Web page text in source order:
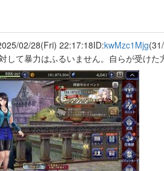
02/28(Fri) 22:17:18ID:kwMzc1Mjg
して暴力はふるいません。自らが受けた